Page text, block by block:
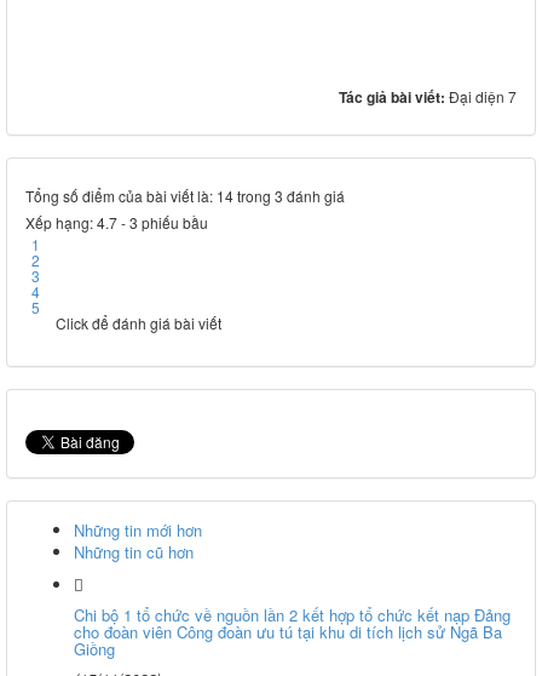
Tác giả bài viết: Đại diện 7
Tổng số điểm của bài viết là: 14 trong 3 đánh giá
Xếp hạng:4.7-3 phiếu bầu
1
2
3
4
5
Click để đánh giá bài viết
Những tin mới hơn
Những tin cũ hơn
Chi bộ 1 tổ chức về nguồn lần 2 kết hợp tổ chức kết nạp Đảng
cho đoàn viên Công đoàn ưu tú tại khu di tích lịch sử Ngã Ba
Giồng